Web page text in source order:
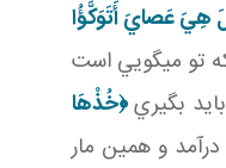
هِيَ عَصايَ أَتَوَكَّؤُا
که تو مي گويي است
بگيري﴿خُذْهَا
و همين مار